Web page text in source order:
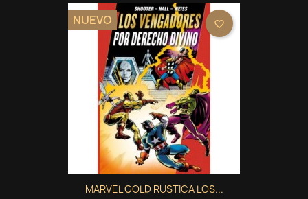
MARVEL GOLD RUSTICA LOS...
NUEVO favorite_border